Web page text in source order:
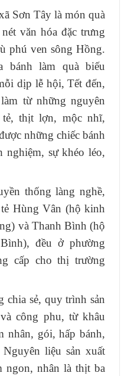
Sơn Tây là món quà
văn hóa đặc trưng
phú ven sông Hồng.
bánh làm quà biếu
dịp lễ hội, Tết đến,
từ những nguyên
thịt lợn, mộc nhĩ,
những chiếc bánh
sự khéo léo,
thống làng nghề,
tẻ Hùng Vân (hộ kinh
và Thanh Bình (hộ
đều ở phường
cấp cho thị trường
chia sẻ, quy trình sản
công phu, từ khâu
nhân, gói, hấp bánh,
liệu sản xuất
ngon, nhân là thịt ba